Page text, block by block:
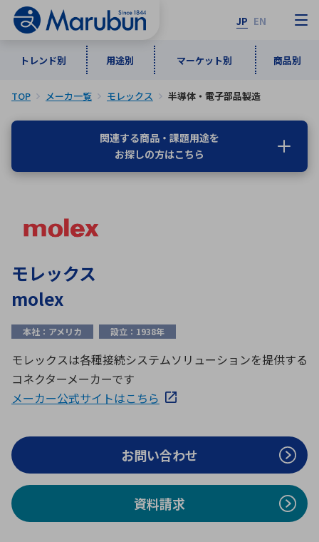
JP EN
トレンド別 用途別 マーケット別 商品別
トレンド別
インダストリアルDXソリューション
ワイヤレス給電
ロボティクス（AI）
データセンタ・クラウド
ミリ波レーダー
ブログ｜ここから始まる最新技術
用途別
通信・ネットワーク
計測・検出
品質管理・検査
接着・接合
製品製造・加工
レーダ・衛星通信
マーケット別
民生
商品別
ICTソリューション
レーザー・光学部品
特定用途向け・その他 サービス
メーカ一覧
な行
アルファベット順
A B
E
F G
H
I
J
Q
R S
T
V W
TOP メーカ一覧 モレックス 半導体・電子部品製造
関連する商品・課題用途を
お探しの方はこちら
モレックス
molex
本社：アメリカ 設立：1938年
モレックスは各種接続システムソリューションを提供する
コネクターメーカーです
メーカー公式サイトはこちら
お問い合わせ
資料請求